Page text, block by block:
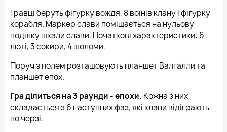
Гравці беруть фігурку вождя, 8 воїнів клану і фігурку
корабля. Маркер слави поміщається на нульову
поділку шкали слави. Початкові характеристики: 6
люті, 3 сокири, 4 шоломи.
Поруч з полем розташовують планшет Валгалли та
планшет епох.
Гра ділиться на 3 раунди - епохи. Кожна з них
складається з 6 наступних фаз, які клани відіграють
по черзі.